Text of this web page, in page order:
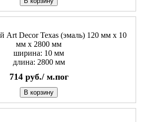
Art Decor Texas (эмаль) 120 мм х 10
мм х 2800 мм
ширина: 10 мм
длина: 2800 мм
714 руб./ м.пог
В корзину